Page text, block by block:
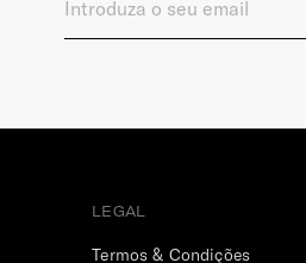
LEGAL
Termos & Condições